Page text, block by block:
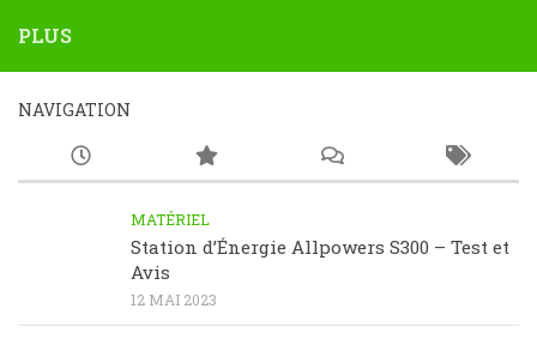
PLUS
NAVIGATION
MATÉRIEL
Station d’Énergie Allpowers S300 – Test et
Avis
12 MAI 2023